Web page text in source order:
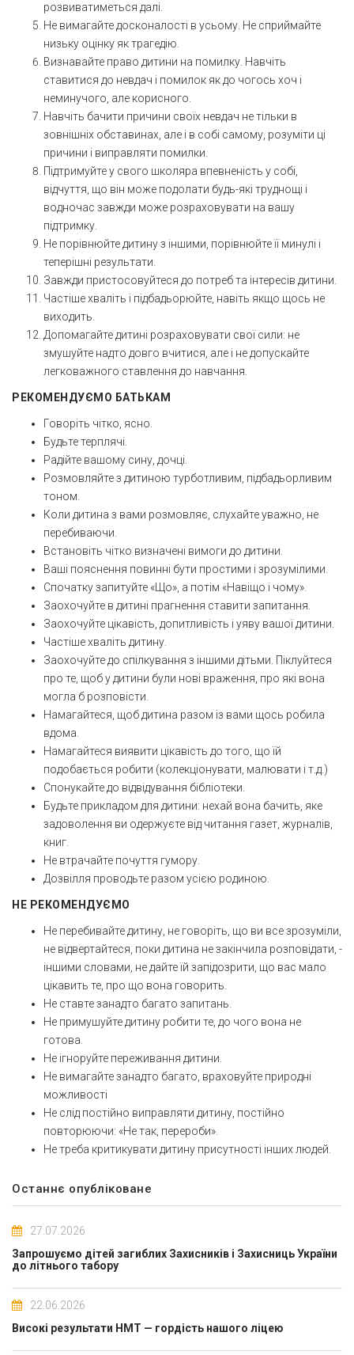
розвиватиметься далі.
Не вимагайте досконалості в усьому. Не сприймайте
низьку оцінку як трагедію.
Визнавайте право дитини на помилку. Навчіть
ставитися до невдач і помилок як до чогось хоч і
неминучого, але корисного.
Навчіть бачити причини своїх невдач не тільки в
зовнішніх обставинах, але і в собі самому, розуміти ці
причини і виправляти помилки.
Підтримуйте у свого школяра впевненість у собі,
відчуття, що він може подолати будь-які труднощі і
водночас завжди може розраховувати на вашу
підтримку.
Не порівнюйте дитину з іншими, порівнюйте її минулі і
теперішні результати.
Завжди пристосовуйтеся до потреб та інтересів дитини.
Частіше хваліть і підбадьорюйте, навіть якщо щось не
виходить.
Допомагайте дитині розраховувати свої сили: не
змушуйте надто довго вчитися, але і не допускайте
легковажного ставлення до навчання.
РЕКОМЕНДУЄМО БАТЬКАМ
Говоріть чітко, ясно.
Будьте терплячі.
Радійте вашому сину, дочці.
Розмовляйте з дитиною турботливим, підбадьорливим
тоном.
Коли дитина з вами розмовляє, слухайте уважно, не
перебиваючи.
Встановіть чітко визначені вимоги до дитини.
Ваші пояснення повинні бути простими і зрозумілими.
Спочатку запитуйте «Що», а потім «Навіщо і чому».
Заохочуйте в дитині прагнення ставити запитання.
Заохочуйте цікавість, допитливість і уяву вашої дитини.
Частіше хваліть дитину.
Заохочуйте до спілкування з іншими дітьми. Піклуйтеся
про те, щоб у дитини були нові враження, про які вона
могла б розповісти.
Намагайтеся, щоб дитина разом із вами щось робила
вдома.
Намагайтеся виявити цікавість до того, що їй
подобається робити (колекціонувати, малювати і т.д.)
Спонукайте до відвідування бібліотеки.
Будьте прикладом для дитини: нехай вона бачить, яке
задоволення ви одержуєте від читання газет, журналів,
книг.
Не втрачайте почуття гумору.
Дозвілля проводьте разом усією родиною.
НЕ РЕКОМЕНДУЄМО
Не перебивайте дитину, не говоріть, що ви все зрозуміли,
не відвертайтеся, поки дитина не закінчила розповідати, -
іншими словами, не дайте їй запідозрити, що вас мало
цікавить те, про що вона говорить.
Не ставте занадто багато запитань.
Не примушуйте дитину робити те, до чого вона не
готова.
Не ігноруйте переживання дитини.
Не вимагайте занадто багато, враховуйте природні
можливості
Не слід постійно виправляти дитину, постійно
повторюючи: «Не так, перероби».
Не треба критикувати дитину присутності інших людей.
Останнє опубліковане
27.07.2026
Запрошуємо дітей загиблих Захисників і Захисниць України
до літнього табору
22.06.2026
Високі результати НМТ — гордість нашого ліцею